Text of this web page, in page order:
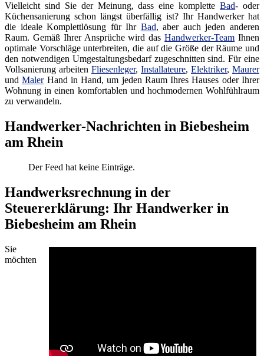
Vielleicht sind Sie der Meinung, dass eine kompletteBad- oder
Küchensanierung schon längst überfällig ist? Ihr Handwerker hat
die ideale Komplettlösung für Ihr Bad, aber auch jeden anderen
Raum. Gemäß Ihrer Ansprüche wird dasHandwerker-Team Ihnen
optimale Vorschläge unterbreiten, die auf die Größe der Räume und
den notwendigen Umgestaltungsbedarf zugeschnitten sind. Für eine
Vollsanierung arbeiten Fliesenleger, Installateure, Elektriker, Maurer
undMalerHand in Hand, um jeden Raum Ihres Hauses oder Ihrer
Wohnung in einen komfortablen und hochmodernen Wohlfühlraum
zu verwandeln.
Handwerker-Nachrichten in Biebesheim
am Rhein
Der Feed hat keine Einträge.
Handwerksrechnung in der
Steuererklärung: Ihr Handwerker in
Biebesheim am Rhein
Sie
möchten